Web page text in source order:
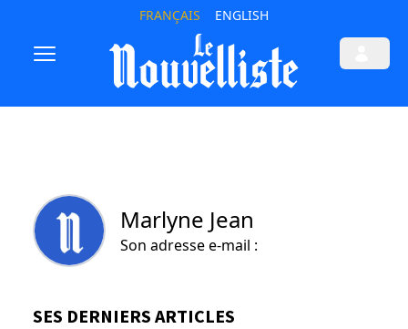
FRANÇAIS ENGLISH
Marlyne Jean
Son adresse e-mail :
SES DERNIERS ARTICLES